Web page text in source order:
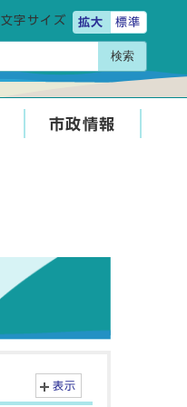
文字サイズ 拡大 標準
検索
市政情報
表示